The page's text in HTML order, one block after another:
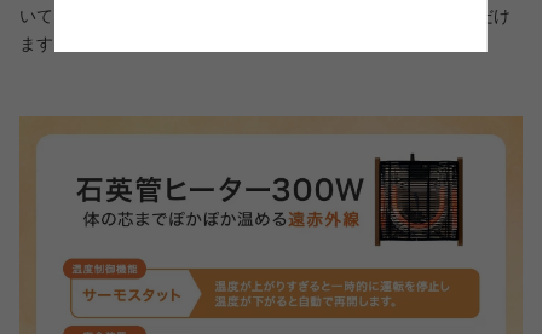
いても窮屈に感じることなく、ゆったり快適にお過ごしいただけ
ます。